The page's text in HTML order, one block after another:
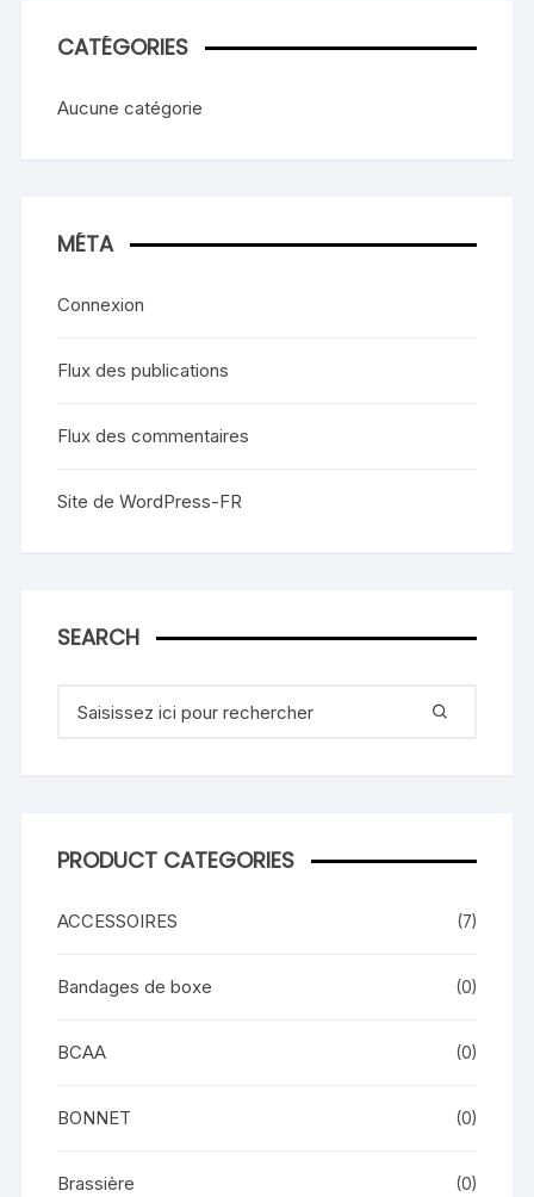
CATÉGORIES
Aucune catégorie
MÉTA
Connexion
Flux des publications
Flux des commentaires
Site de WordPress-FR
SEARCH
pour
PRODUCT CATEGORIES
ACCESSOIRES (7)
Bandages de boxe (0)
BCAA (0)
BONNET (0)
Brassière (0)